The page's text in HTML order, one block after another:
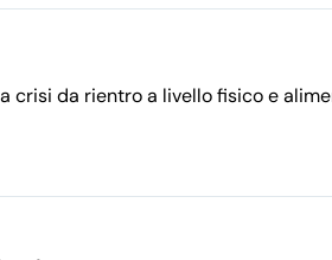
crisi da rientro a livello fisico e